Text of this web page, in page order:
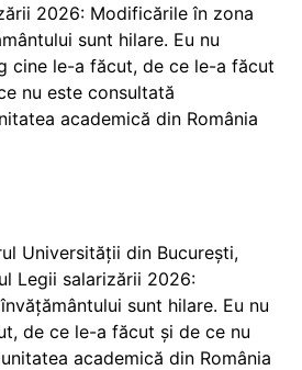
2026: Modificările în zona
sunt hilare. Eu nu
cine le-a făcut, de ce le-a făcut
nu este consultată
academică din România
Universității din București,
Legii salarizării 2026:
sunt hilare. Eu nu
de ce le-a făcut și de ce nu
academică din România